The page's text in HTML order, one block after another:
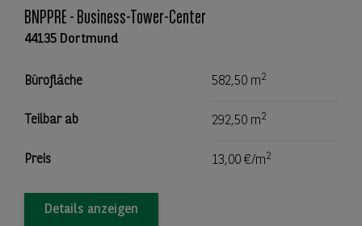
BNPPRE - Business-Tower-Center
44135 Dortmund
Bürofläche 582,50 m2
Teilbar ab 292,50 m2
Preis 13,00 €/m2
Details anzeigen